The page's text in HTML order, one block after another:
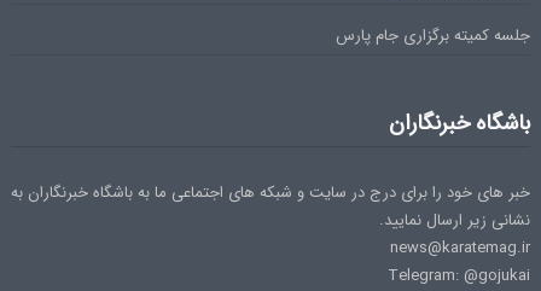
جلسه کمیته برگزاری جام پارس
باشگاه خبرنگاران
خبر های خود را برای درج در سایت و شبکه های اجتماعی ما به باشگاه خبرنگاران به
نشانی زیر ارسال نمایید.
news@karatemag.ir
Telegram: @gojukai